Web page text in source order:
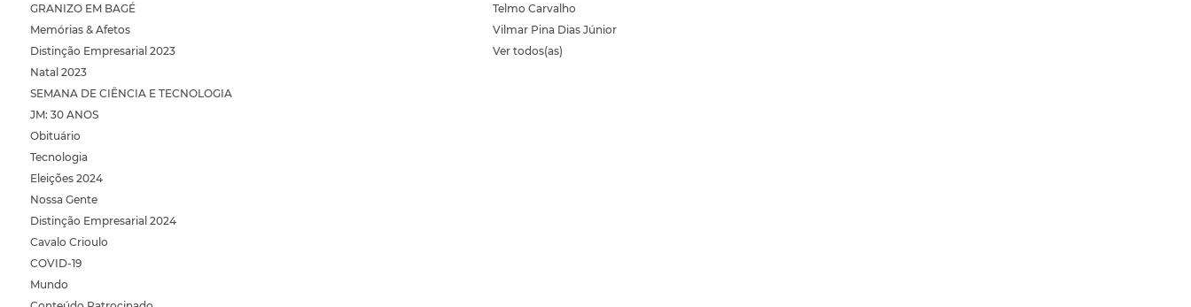
GRANIZO EM BAGÉ
Memórias & Afetos
Distinção Empresarial 2023
Natal 2023
SEMANA DE CIÊNCIA E TECNOLOGIA
JM: 30 ANOS
Obituário
Tecnologia
Eleições 2024
Nossa Gente
Distinção Empresarial 2024
Cavalo Crioulo
COVID-19
Mundo
Telmo Carvalho
Vilmar Pina Dias Júnior
Ver todos(as)